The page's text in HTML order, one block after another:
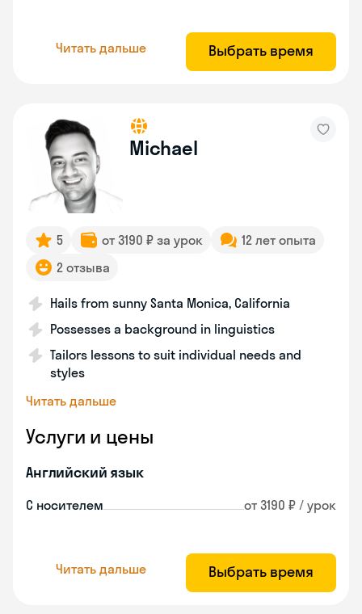
Читать дальше Выбрать время
Michael
5 от 3190 ₽ за урок
12 лет опыта
2 отзыва
Hails from sunny Santa Monica, California
Possesses a background in linguistics
Tailors lessons to suit individual needs and
styles
Читать дальше
Услуги и цены
Английский язык
С носителем от 3190 ₽ / урок
Читать дальше Выбрать время